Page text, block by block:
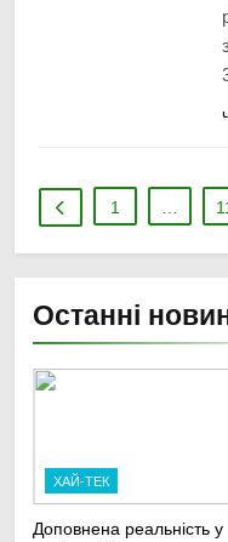
1
Останні
ХАЙ-ТЕК
Доповнена реальність у